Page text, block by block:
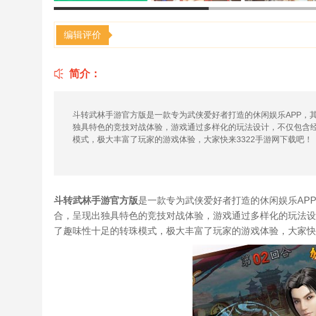
编辑评价
简介：
斗转武林手游官方版是一款专为武侠爱好者打造的休闲娱乐APP，
独具特色的竞技对战体验，游戏通过多样化的玩法设计，不仅包
模式，极大丰富了玩家的游戏体验，大家快来3322手游网下载吧！
斗转武林手游官方版是一款专为武侠爱好者打造的休闲娱乐
合，呈现出独具特色的竞技对战体验，游戏通过多样化的玩法
了趣味性十足的转珠模式，极大丰富了玩家的游戏体验，大家